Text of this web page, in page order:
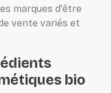
marques d'être
vente variés et
bio